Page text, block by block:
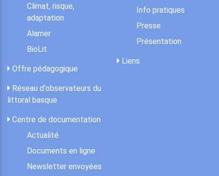
Climat, risque,
adaptation
Alamer
BioLit
Offre pédagogique
Réseau d'observateurs du
littoral basque
Centre de documentation
Actualité
Documents en ligne
Newsletter envoyées
Info pratiques
Presse
Présentation
Liens